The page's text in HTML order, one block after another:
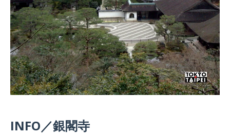
INFO／銀閣寺